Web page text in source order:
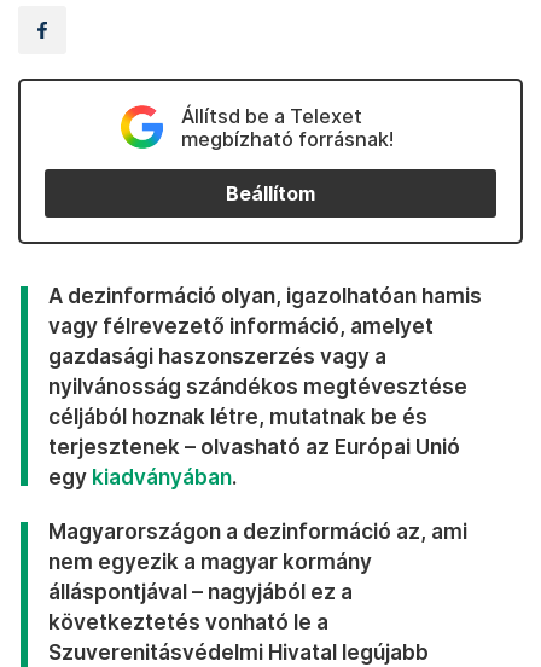
Állítsd be a Telexet
megbízható forrásnak!
Beállítom
A dezinformáció olyan, igazolhatóan hamis
vagy félrevezető információ, amelyet
gazdasági haszonszerzés vagy a
nyilvánosság szándékos megtévesztése
céljából hoznak létre, mutatnak be és
terjesztenek – olvasható az Európai Unió
egy kiadványában.
Magyarországon a dezinformáció az, ami
nem egyezik a magyar kormány
álláspontjával – nagyjából ez a
következtetés vonható le a
Szuverenitásvédelmi Hivatal legújabb